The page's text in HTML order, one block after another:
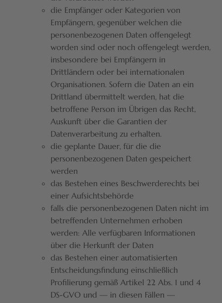
die Empfänger oder Kategorien von
Empfängern, gegenüber welchen die
personenbezogenen Daten offengelegt
worden sind oder noch offengelegt werden,
insbesondere bei Empfängern in
Drittländern oder bei internationalen
Organisationen. Sofern die Daten an ein
Drittland übermittelt werden, hat die
betroffene Person im Übrigen das Recht,
Auskunft über die Garantien der
Datenverarbeitung zu erhalten.
die geplante Dauer, für die die
personenbezogenen Daten gespeichert
werden
das Bestehen eines Beschwerderechts bei
einer Aufsichtsbehörde
falls die personenbezogenen Daten nicht im
betreffenden Unternehmen erhoben
werden: Alle verfügbaren Informationen
über die Herkunft der Daten
das Bestehen einer automatisierten
Entscheidungsfindung einschließlich
Profilierung gemäß Artikel 22 Abs. 1 und 4
DS-GVO und — in diesen Fällen —